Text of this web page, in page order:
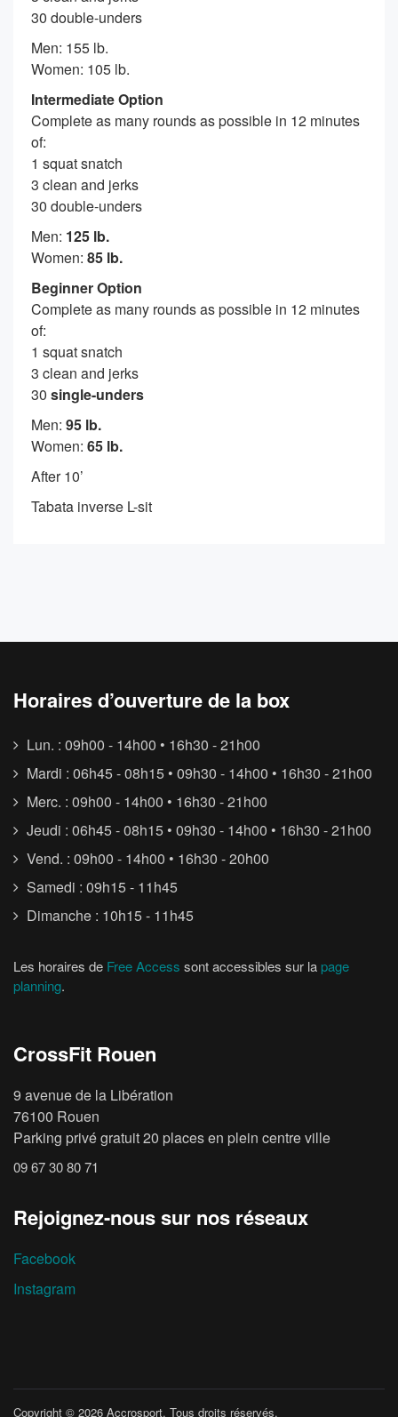
30 double-unders
Men: 155 lb.
Women: 105 lb.
Intermediate Option
Complete as many rounds as possible in 12 minutes
of:
1 squat snatch
3 clean and jerks
30 double-unders
Men: 125 lb.
Women: 85 lb.
Beginner Option
Complete as many rounds as possible in 12 minutes
of:
1 squat snatch
3 clean and jerks
30 single-unders
Men: 95 lb.
Women: 65 lb.
After 10’
Tabata inverse L-sit
Horaires d’ouverture de la box
Lun. : 09h00 - 14h00 • 16h30 - 21h00
Mardi : 06h45 - 08h15 • 09h30 - 14h00 • 16h30 - 21h00
Merc. : 09h00 - 14h00 • 16h30 - 21h00
Jeudi : 06h45 - 08h15 • 09h30 - 14h00 • 16h30 - 21h00
Vend. : 09h00 - 14h00 • 16h30 - 20h00
Samedi : 09h15 - 11h45
Dimanche : 10h15 - 11h45
Les horaires de Free Access sont accessibles sur la page
planning.
CrossFit Rouen
9 avenue de la Libération
76100 Rouen
Parking privé gratuit 20 places en plein centre ville
09 67 30 80 71
Rejoignez-nous sur nos réseaux
Facebook
Instagram
Copyright © 2026 Accrosport. Tous droits réservés.